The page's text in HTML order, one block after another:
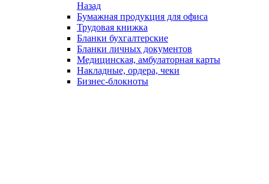
Назад
Бумажная продукция для офиса
Трудовая книжка
Бланки бухгалтерские
Бланки личных документов
Медицинская, амбулаторная карты
Накладные, ордера, чеки
Бизнес-блокноты